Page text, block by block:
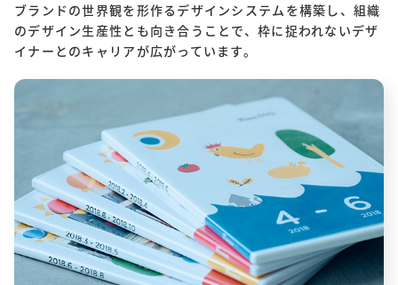
ブランドの世界観を形作るデザインシステムを構築し、組織
のデザイン生産性とも向き合うことで、枠に捉われないデザ
イナーとのキャリアが広がっています。